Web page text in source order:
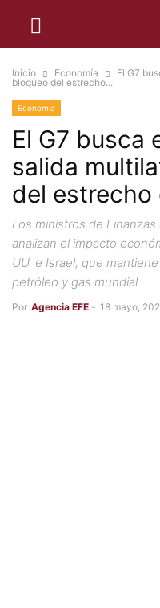
Inicio Economía
El G7
bloqueo del estrecho...
Economía
El G7 busca
salida
del estrecho
Los ministros de
analizan el impacto
UU. e Israel, que
petróleo y gas mundial
Por Agencia EFE - 18 mayo,